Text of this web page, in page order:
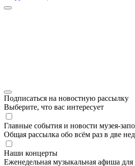
Подписаться на новостную рассылку
Выберите, что вас интересует
Главные события и новости музея-
Общая рассылка обо всём раз в две
Наши концерты
Еженедельная музыкальная афиша